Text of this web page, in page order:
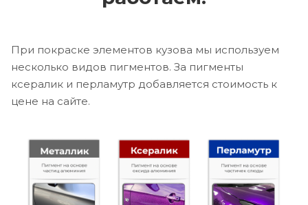
При покраске элементов кузова мы используем
несколько видов пигментов. За пигменты
ксералик и перламутр добавляется стоимость к
цене на сайте.